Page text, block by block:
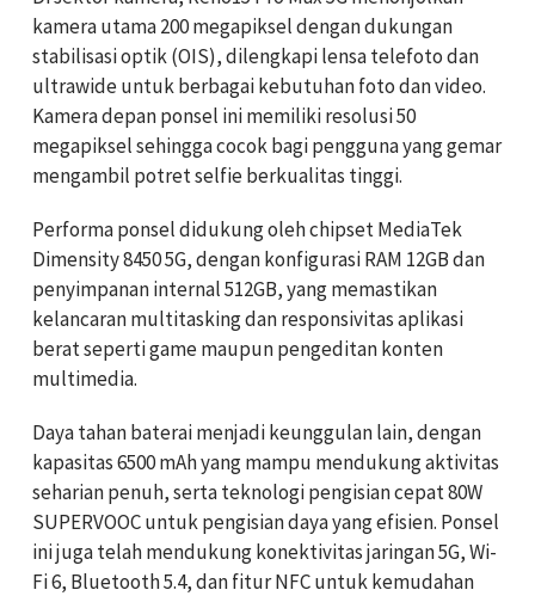
kamera utama 200 megapiksel dengan dukungan
stabilisasi optik (OIS), dilengkapi lensa telefoto dan
ultrawide untuk berbagai kebutuhan foto dan video.
Kamera depan ponsel ini memiliki resolusi 50
megapiksel sehingga cocok bagi pengguna yang gemar
mengambil potret selfie berkualitas tinggi.
Performa ponsel didukung oleh chipset MediaTek
Dimensity 8450 5G, dengan konfigurasi RAM 12GB dan
penyimpanan internal 512GB, yang memastikan
kelancaran multitasking dan responsivitas aplikasi
berat seperti game maupun pengeditan konten
multimedia.
Daya tahan baterai menjadi keunggulan lain, dengan
kapasitas 6500 mAh yang mampu mendukung aktivitas
seharian penuh, serta teknologi pengisian cepat 80W
SUPERVOOC untuk pengisian daya yang efisien. Ponsel
ini juga telah mendukung konektivitas jaringan 5G, Wi-
Fi 6, Bluetooth 5.4, dan fitur NFC untuk kemudahan